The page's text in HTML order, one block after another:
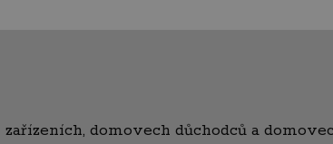
zařízeních, domovech důchodců a